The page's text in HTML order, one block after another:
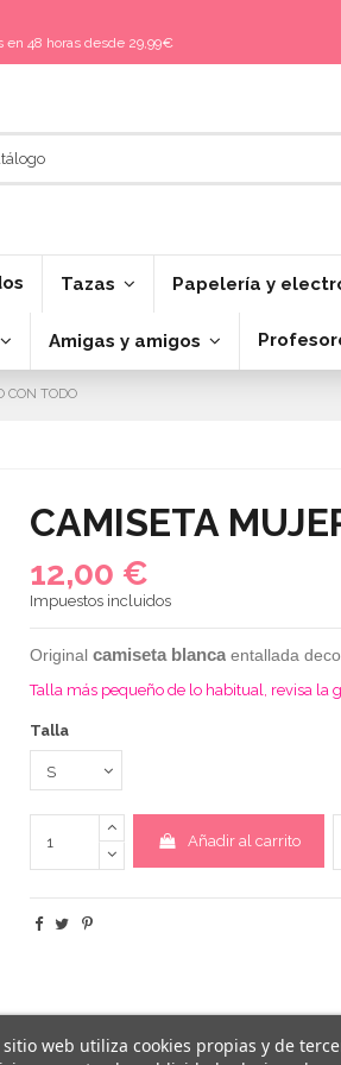
en 48 horas desde 29,99€
Tazas Papelería y
Amigas y amigos
CON TODO
CAMISETA
12,00 €
Impuestos incluidos
Originalcamiseta blancaentallada
Talla más pequeño de lo habitual, revisa la
Talla
Añadir al carrito
sitio web utiliza cookies propias y de